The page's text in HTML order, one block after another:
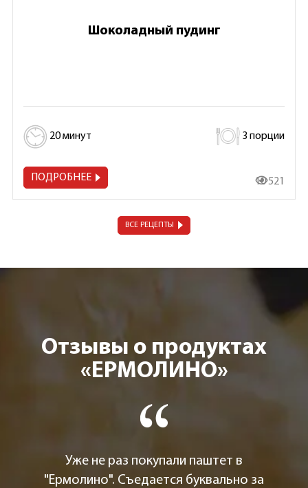
Шоколадный пудинг
20 минут 3 порции
ПОДРОБНЕЕ 10 521
ВСЕ РЕЦЕПТЫ
Отзывы о продуктах
«ЕРМОЛИНО»
Уже не раз покупали паштет в
"Ермолино". Съедается буквально за